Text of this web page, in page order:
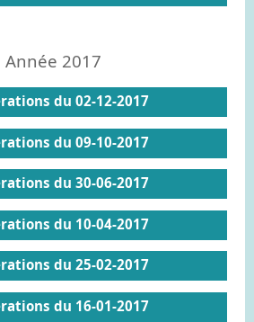
Année 2017
du 02-12-2017
du 09-10-2017
du 30-06-2017
du 10-04-2017
du 25-02-2017
du 16-01-2017